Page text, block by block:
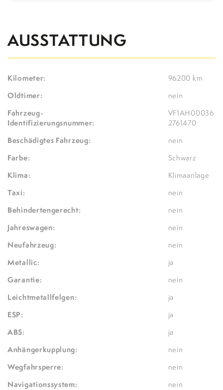
AUSSTATTUNG
Kilometer: 96200 km
Oldtimer: nein
Fahrzeug-
Identifizierungsnummer:
VF1AH00036
2761470
Beschädigtes Fahrzeug: nein
Farbe: Schwarz
Klima: Klimaanlage
Taxi: nein
Behindertengerecht: nein
Jahreswagen: nein
Neufahrzeug: nein
Metallic: ja
Garantie: nein
Leichtmetallfelgen: ja
ESP: ja
ABS: ja
Anhängerkupplung: nein
Wegfahrsperre: nein
Navigationssystem: nein